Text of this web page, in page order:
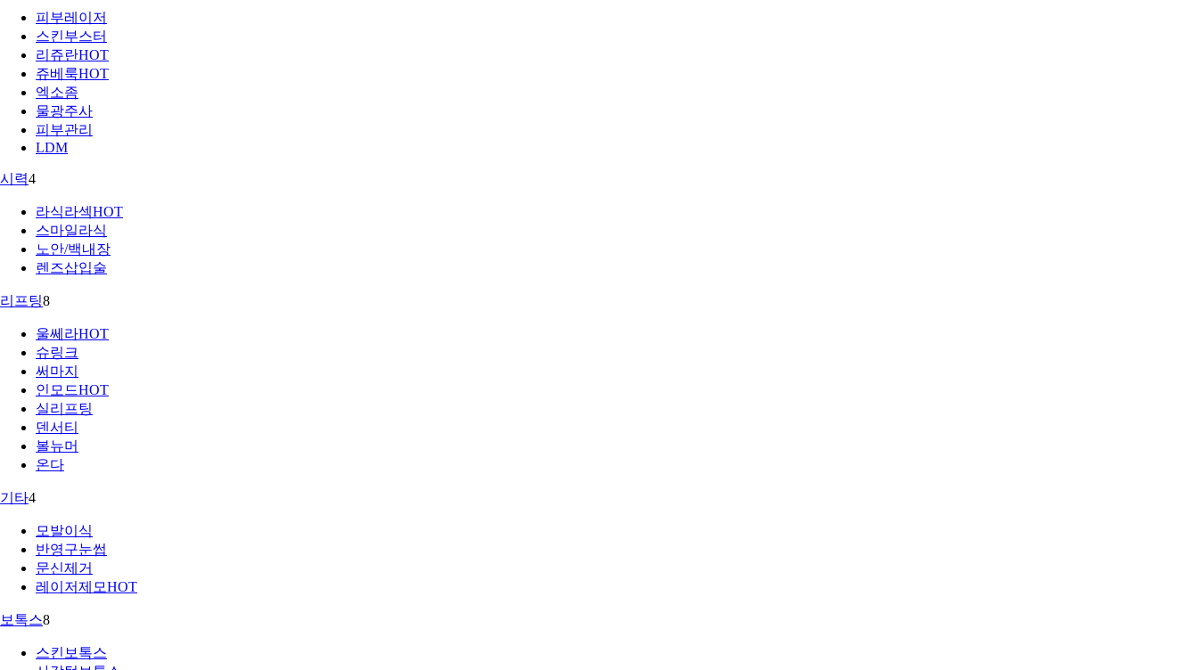
피부레이저
스킨부스터
리쥬란HOT
쥬베룩HOT
엑소좀
물광주사
피부관리
LDM
시력4
라식라섹HOT
스마일라식
노안/백내장
렌즈삽입술
리프팅8
울쎄라HOT
슈링크
써마지
인모드HOT
실리프팅
덴서티
볼뉴머
온다
기타4
모발이식
반영구눈썹
문신제거
레이저제모HOT
보톡스8
스킨보톡스